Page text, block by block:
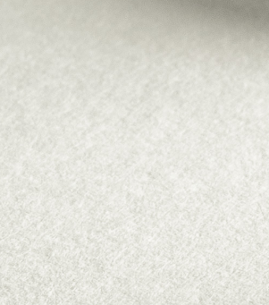
经营理念
哈内姆勒的 440+ 年历史